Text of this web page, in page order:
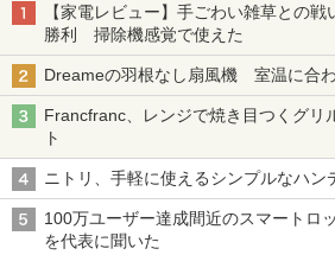
【家電レビュー】手ごわい雑草との
勝利 掃除機感覚で使えた
Dreameの羽根なし扇風機 室温に合
Francfranc、レンジで焼き目つくグリ
ト
ニトリ、手軽に使えるシンプルなハン
100万ユーザー達成間近のスマートロ
を代表に聞いた